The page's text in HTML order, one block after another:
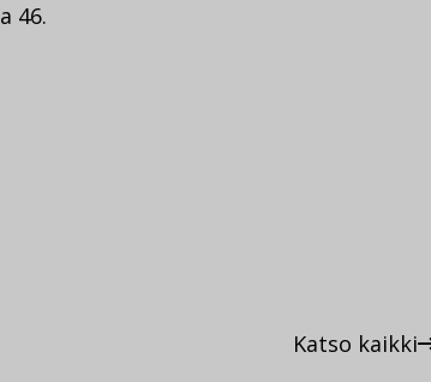
46.
Katso kaikki